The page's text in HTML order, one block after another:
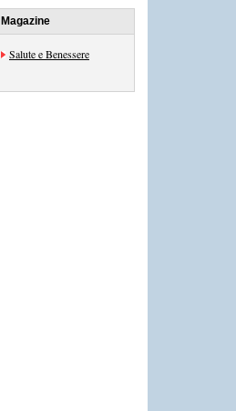
Magazine
Salute e Benessere